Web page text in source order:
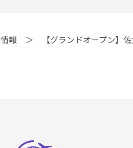
報 【グランドオープン】